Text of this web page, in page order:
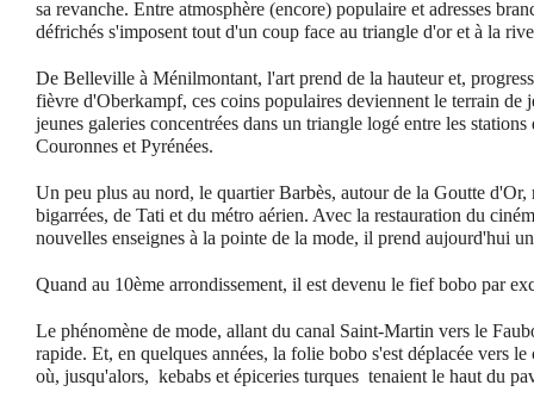
sa revanche. Entre atmosphère (encore) populaire et adresses
défrichés s'imposent tout d'un coup face au triangle d'or et à la
De Belleville à Ménilmontant, l'art prend de la hauteur et,
fièvre d'Oberkampf, ces coins populaires deviennent le terrain de
jeunes galeries concentrées dans un triangle logé entre les
Couronnes et Pyrénées.
Un peu plus au nord, le quartier Barbès, autour de la Goutte d'Or,
bigarrées, de Tati et du métro aérien. Avec la restauration du
nouvelles enseignes à la pointe de la mode, il prend aujourd'hui
Quand au 10ème arrondissement, il est devenu le fief bobo par
Le phénomène de mode, allant du canal Saint-Martin vers le
rapide. Et, en quelques années, la folie bobo s'est déplacée vers
où, jusqu'alors, ­ kebabs et épiceries turques ­ tenaient le haut du